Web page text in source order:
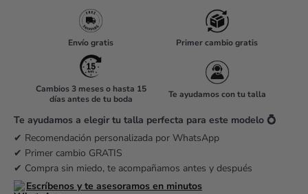
r
i
c
e
Envío gratis Primer cambio gratis
Cambios 3 meses o hasta 15
días antes de tu boda
Te ayudamos con tu talla
Te ayudamos a elegir tu talla perfecta para este modelo 💍
✔ Recomendación personalizada por WhatsApp
✔ Primer cambio GRATIS
✔ Compra sin miedo, te acompañamos antes y después
Escríbenos y te asesoramos en minutos